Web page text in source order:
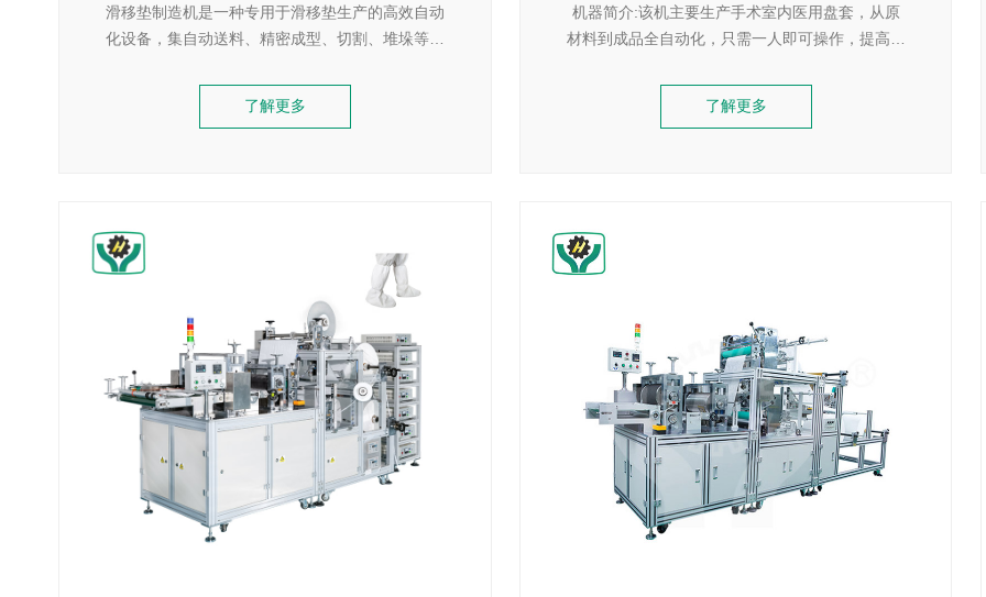
滑移垫制造机是一种专用于滑移垫生产的高效自动
化设备，集自动送料、精密成型、切割、堆垛等功
足高品质和高产能的生产要求。
了解更多
机器简介:该机主要生产手术室内医用盘套，从原
材料到成品全自动化，只需一人即可操作，提高了
control机器尺寸Machine SizeL1100
了解更多